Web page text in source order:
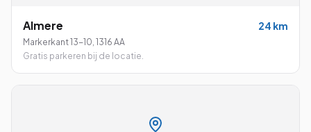
Almere 24 km
Markerkant 13-10, 1316 AA
Gratis parkeren bij de locatie.